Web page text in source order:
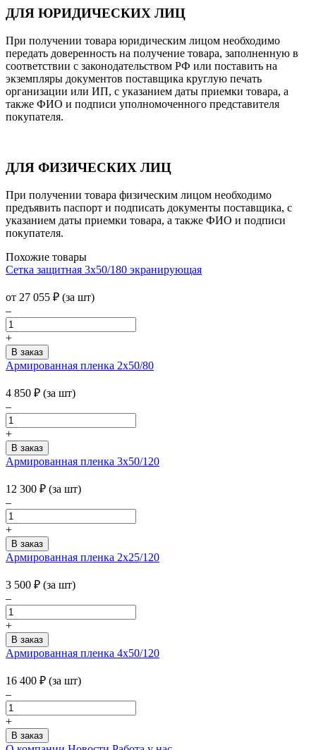
ДЛЯ ЮРИДИЧЕСКИХ ЛИЦ
При получении товара юридическим лицом необходимо
передать доверенность на получение товара, заполненную в
соответствии с законодательством РФ или поставить на
экземпляры документов поставщика круглую печать
организации или ИП, с указанием даты приемки товара, а
также ФИО и подписи уполномоченного представителя
покупателя.
ДЛЯ ФИЗИЧЕСКИХ ЛИЦ
При получении товара физическим лицом необходимо
предъявить паспорт и подписать документы поставщика, с
указанием даты приемки товара, а также ФИО и подписи
покупателя.
Похожие товары
Сетка защитная 3х50/180 экранирующая
от 27 055 ₽ (за шт)
–
+
Армированная пленка 2х50/80
4 850 ₽ (за шт)
–
+
Армированная пленка 3х50/120
12 300 ₽ (за шт)
–
+
Армированная пленка 2х25/120
3 500 ₽ (за шт)
–
+
Армированная пленка 4х50/120
16 400 ₽ (за шт)
–
+